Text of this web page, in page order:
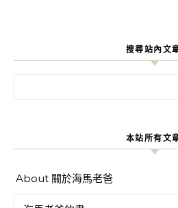
搜尋站內文
本站所有文
About 關於海馬老爸